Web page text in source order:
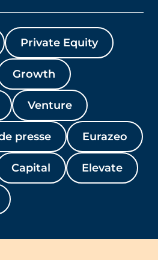
Private Equity
Growth
Venture
presse Eurazeo
Capital Elevate